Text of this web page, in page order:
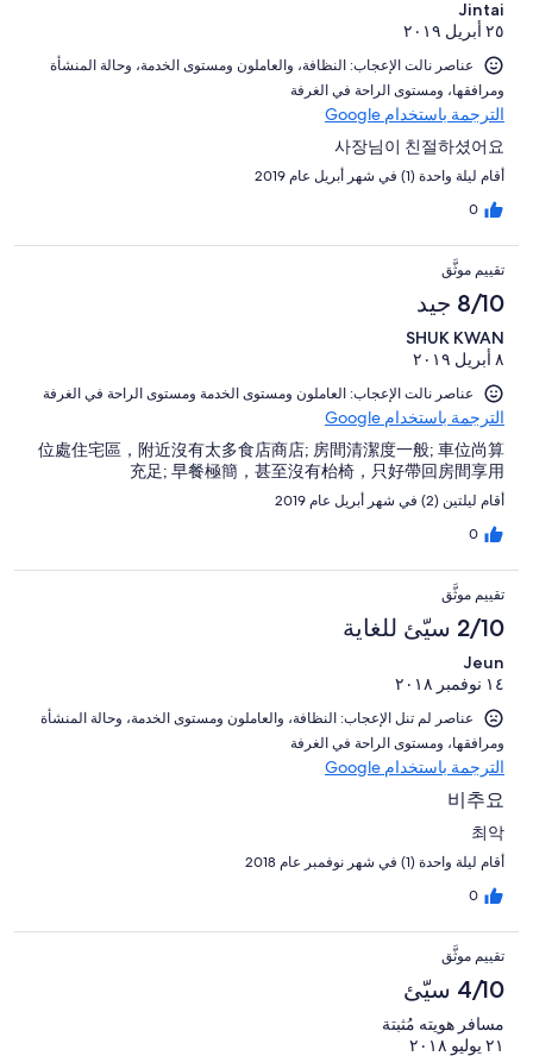
Jintai
٢٥ أبريل ٢٠١٩
عناصر نالت الإعجاب: ⁦النظافة⁩، و⁦العاملون ومستوى الخدمة⁩، و⁦حالة المنشأة
ومرافقها⁩، و⁦مستوى الراحة في الغرفة⁩
الترجمة باستخدام Google
사장님이 친절하셨어요
أقام ليلة واحدة (1) في شهر أبريل عام 2019
0
تقييم موثَّق
8/10 جيد
SHUK KWAN
٨ أبريل ٢٠١٩
عناصر نالت الإعجاب: ⁦العاملون ومستوى الخدمة⁩ و⁦مستوى الراحة في الغرفة⁩
الترجمة باستخدام Google
位處住宅區，附近沒有太多食店商店; 房間清潔度一般; 車位尚算
充足; 早餐極簡，甚至沒有枱椅，只好帶回房間享用
أقام ليلتين (2) في شهر أبريل عام 2019
0
تقييم موثَّق
2/10 سيّئ للغاية
Jeun
١٤ نوفمبر ٢٠١٨
عناصر لم تنل الإعجاب: ⁦النظافة⁩، و⁦العاملون ومستوى الخدمة⁩، و⁦حالة المنشأة
ومرافقها⁩، و⁦مستوى الراحة في الغرفة⁩
الترجمة باستخدام Google
비추요
최악
أقام ليلة واحدة (1) في شهر نوفمبر عام 2018
0
تقييم موثَّق
4/10 سيّئ
مسافر هويته مُثبتة
٢١ يوليو ٢٠١٨